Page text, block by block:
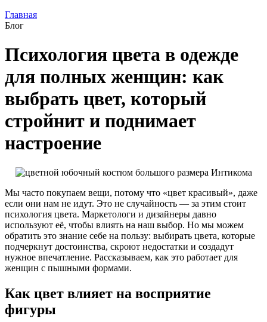
Главная
Блог
Психология цвета в одежде
для полных женщин: как
выбрать цвет, который
стройнит и поднимает
настроение
Мы часто покупаем вещи, потому что «цвет красивый», даже
если они нам не идут. Это не случайность — за этим стоит
психология цвета. Маркетологи и дизайнеры давно
используют её, чтобы влиять на наш выбор. Но мы можем
обратить это знание себе на пользу: выбирать цвета, которые
подчеркнут достоинства, скроют недостатки и создадут
нужное впечатление. Рассказываем, как это работает для
женщин с пышными формами.
Как цвет влияет на восприятие
фигуры